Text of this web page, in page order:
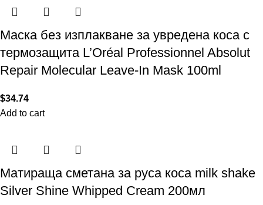
Маска без изплакване за увредена коса с
термозащита L’Oréal Professionnel Absolut
Repair Molecular Leave-In Mask 100ml
$34.74
Add to cart
Матираща сметана за руса коса milk shake
Silver Shine Whipped Cream 200мл